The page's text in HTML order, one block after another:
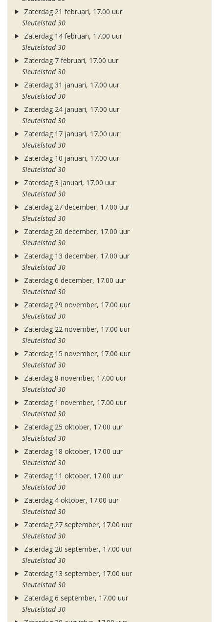
Zaterdag 21 februari, 17.00 uur
Sleutelstad 30
Zaterdag 14 februari, 17.00 uur
Sleutelstad 30
Zaterdag 7 februari, 17.00 uur
Sleutelstad 30
Zaterdag 31 januari, 17.00 uur
Sleutelstad 30
Zaterdag 24 januari, 17.00 uur
Sleutelstad 30
Zaterdag 17 januari, 17.00 uur
Sleutelstad 30
Zaterdag 10 januari, 17.00 uur
Sleutelstad 30
Zaterdag 3 januari, 17.00 uur
Sleutelstad 30
Zaterdag 27 december, 17.00 uur
Sleutelstad 30
Zaterdag 20 december, 17.00 uur
Sleutelstad 30
Zaterdag 13 december, 17.00 uur
Sleutelstad 30
Zaterdag 6 december, 17.00 uur
Sleutelstad 30
Zaterdag 29 november, 17.00 uur
Sleutelstad 30
Zaterdag 22 november, 17.00 uur
Sleutelstad 30
Zaterdag 15 november, 17.00 uur
Sleutelstad 30
Zaterdag 8 november, 17.00 uur
Sleutelstad 30
Zaterdag 1 november, 17.00 uur
Sleutelstad 30
Zaterdag 25 oktober, 17.00 uur
Sleutelstad 30
Zaterdag 18 oktober, 17.00 uur
Sleutelstad 30
Zaterdag 11 oktober, 17.00 uur
Sleutelstad 30
Zaterdag 4 oktober, 17.00 uur
Sleutelstad 30
Zaterdag 27 september, 17.00 uur
Sleutelstad 30
Zaterdag 20 september, 17.00 uur
Sleutelstad 30
Zaterdag 13 september, 17.00 uur
Sleutelstad 30
Zaterdag 6 september, 17.00 uur
Sleutelstad 30